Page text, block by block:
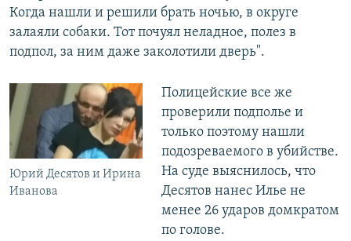
Когда нашли и решили брать ночью, в округе
залаяли собаки. Тот почуял неладное, полез в
подпол, за ним даже заколотили дверь".
Юрий Десятов и Ирина
Иванова
Полицейские все же
проверили подполье и
только поэтому нашли
подозреваемого в убийстве.
На суде выяснилось, что
Десятов нанес Илье не
менее 26 ударов домкратом
по голове.